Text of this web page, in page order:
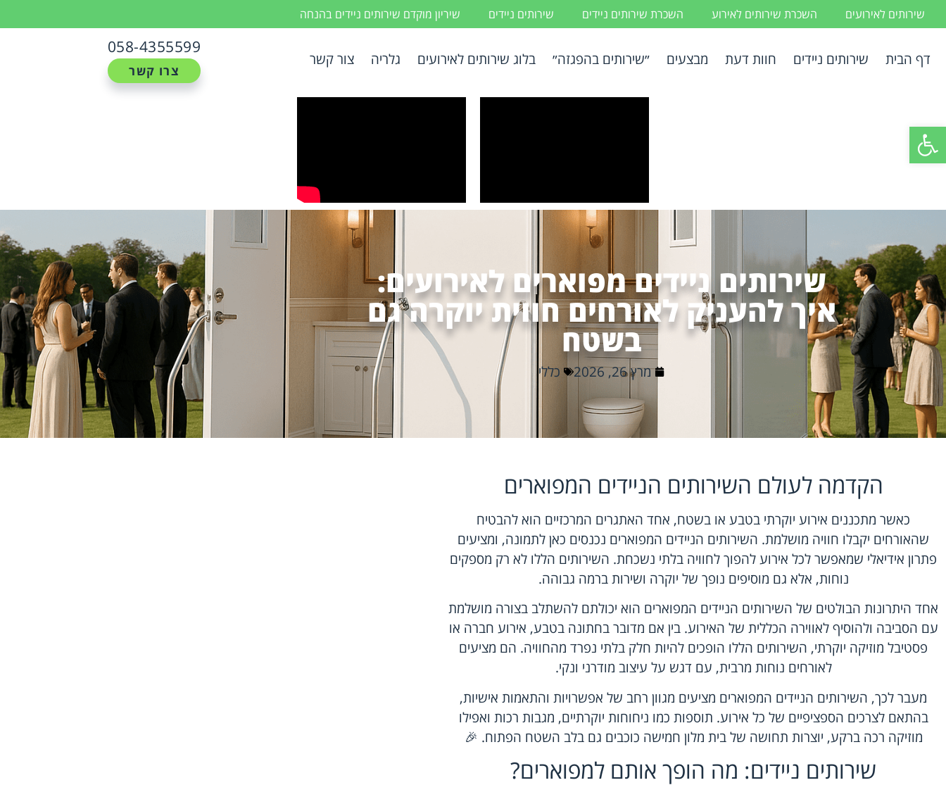
פתח סרגל נגישות
שירותים לאירועים השכרת שירותים לאירוע השכרת שירותים ניידים שירותים ניידים שיריון מוקדם שירותים ניידים בהנחה
דף הבית שירותים ניידים חוות דעת מבצעים ״שירותים בהפגזה״ בלוג שירותים לאירועים גלריה צור קשר
058-4355599
צרו קשר
שירותים ניידים מפוארים לאירועים:
איך להעניק לאורחים חווית יוקרה גם
בשטח
מרץ 26, 2026 כללי
הקדמה לעולם השירותים הניידים המפוארים
כאשר מתכננים אירוע יוקרתי בטבע או בשטח, אחד האתגרים המרכזיים הוא להבטיח
שהאורחים יקבלו חוויה מושלמת. השירותים הניידים המפוארים נכנסים כאן לתמונה, ומציעים
פתרון אידיאלי שמאפשר לכל אירוע להפוך לחוויה בלתי נשכחת. השירותים הללו לא רק מספקים
נוחות, אלא גם מוסיפים נופך של יוקרה ושירות ברמה גבוהה.
אחד היתרונות הבולטים של השירותים הניידים המפוארים הוא יכולתם להשתלב בצורה מושלמת
עם הסביבה ולהוסיף לאווירה הכללית של האירוע. בין אם מדובר בחתונה בטבע, אירוע חברה או
פסטיבל מוזיקה יוקרתי, השירותים הללו הופכים להיות חלק בלתי נפרד מהחוויה. הם מציעים
לאורחים נוחות מרבית, עם דגש על עיצוב מודרני ונקי.
מעבר לכך, השירותים הניידים המפוארים מציעים מגוון רחב של אפשרויות והתאמות אישיות,
בהתאם לצרכים הספציפיים של כל אירוע. תוספות כמו ניחוחות יוקרתיים, מגבות רכות ואפילו
מוזיקה רכה ברקע, יוצרות תחושה של בית מלון חמישה כוכבים גם בלב השטח הפתוח. 🎉
שירותים ניידים: מה הופך אותם למפוארים?